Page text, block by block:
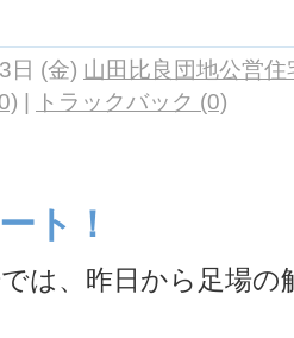
日 (金) 山田比良団地公営
| トラックバック (0)
ト！
は、昨日から足場の